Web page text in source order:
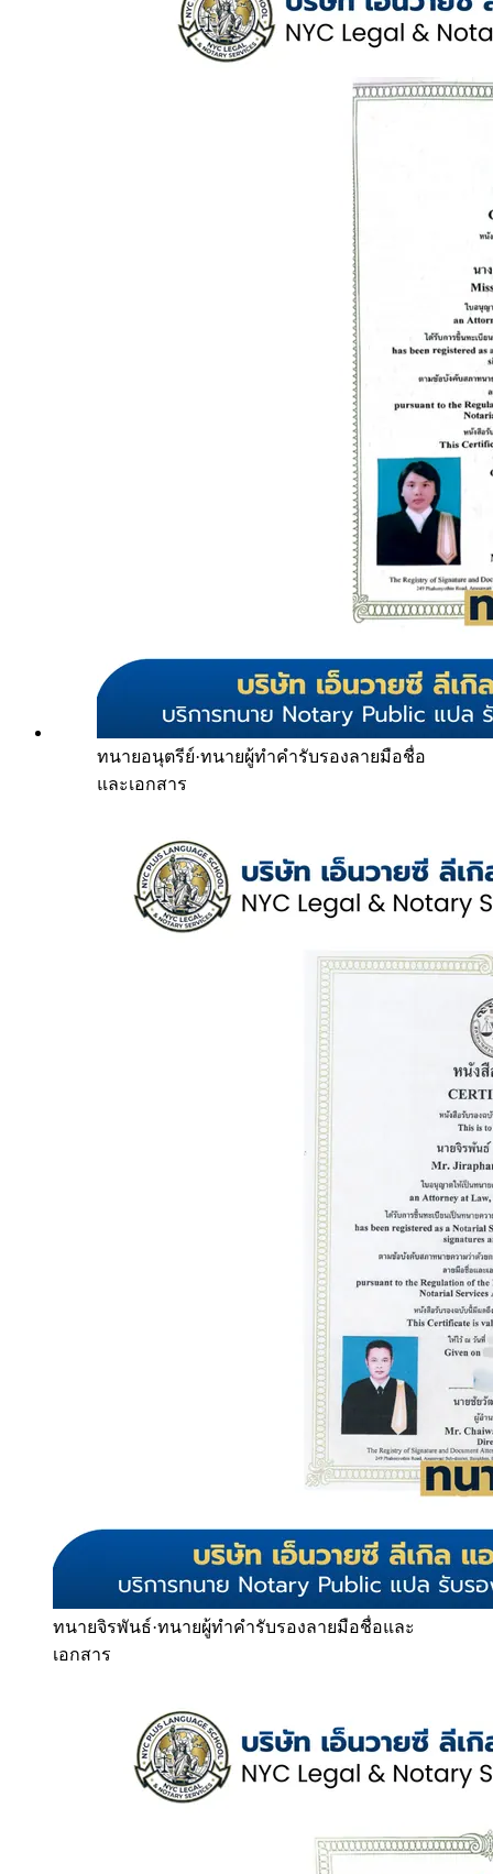
ทนายอนุตรีย์·ทนายผู้ทำคำรับรองลายมือชื่อ
และเอกสาร
ทนายจิรพันธ์·ทนายผู้ทำคำรับรองลายมือชื่อและ
เอกสาร